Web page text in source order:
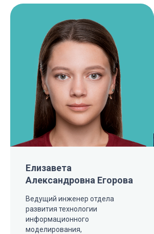
Елизавета
Александровна Егорова
Ведущий инженер отдела
развития технологии
информационного
моделирования,